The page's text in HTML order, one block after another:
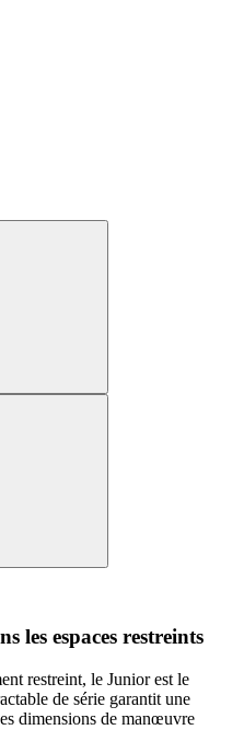
les espaces restreints
restreint, le Junior est le
de série garantit une
dimensions de manœuvre